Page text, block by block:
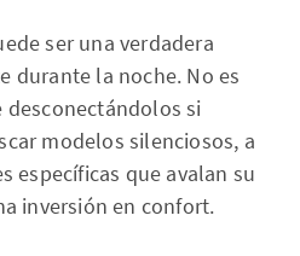
ser una verdadera
durante la noche. No es
desconectándolos si
modelos silenciosos, a
específicas que avalan su
inversión en confort.